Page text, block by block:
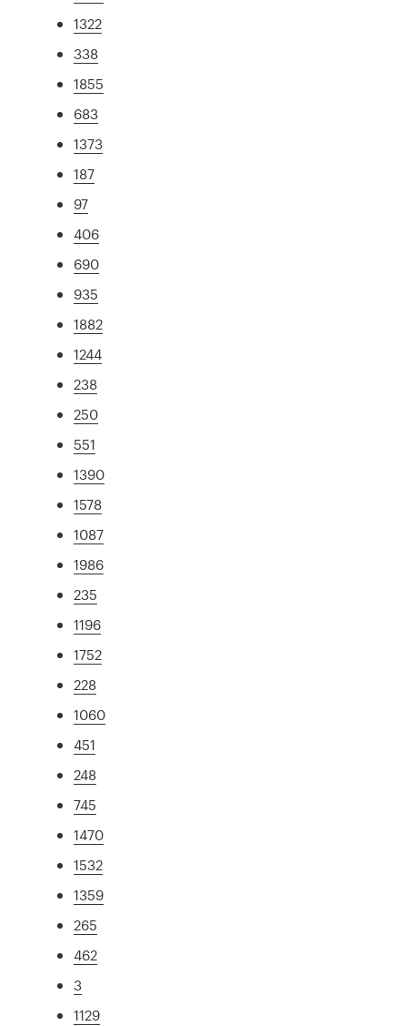
1322
338
1855
683
1373
187
97
406
690
935
1882
1244
238
250
551
1390
1578
1087
1986
235
1196
1752
228
1060
451
248
745
1470
1532
1359
265
462
3
1129